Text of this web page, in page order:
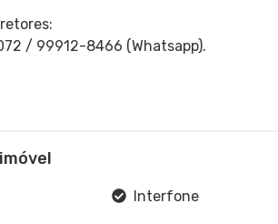
/ 99912-8466 (Whatsapp).
Interfone